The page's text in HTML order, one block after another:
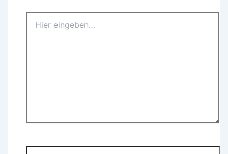
eingeben…